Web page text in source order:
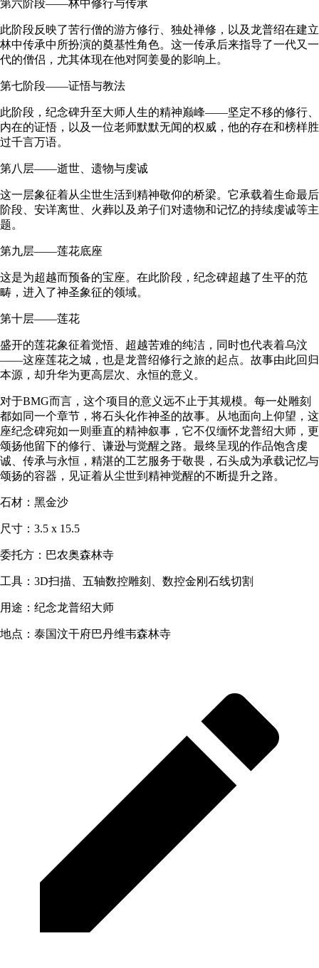
第六阶段——林中修行与传承
此阶段反映了苦行僧的游方修行、独处禅修，以及龙普绍在建立
林中传承中所扮演的奠基性角色。这一传承后来指导了一代又一
代的僧侣，尤其体现在他对阿姜曼的影响上。
第七阶段——证悟与教法
此阶段，纪念碑升至大师人生的精神巅峰——坚定不移的修行、
内在的证悟，以及一位老师默默无闻的权威，他的存在和榜样胜
过千言万语。
第八层——逝世、遗物与虔诚
这一层象征着从尘世生活到精神敬仰的桥梁。它承载着生命最后
阶段、安详离世、火葬以及弟子们对遗物和记忆的持续虔诚等主
题。
第九层——莲花底座
这是为超越而预备的宝座。在此阶段，纪念碑超越了生平的范
畴，进入了神圣象征的领域。
第十层——莲花
盛开的莲花象征着觉悟、超越苦难的纯洁，同时也代表着乌汶
——这座莲花之城，也是龙普绍修行之旅的起点。故事由此回归
本源，却升华为更高层次、永恒的意义。
对于BMG而言，这个项目的意义远不止于其规模。每一处雕刻
都如同一个章节，将石头化作神圣的故事。从地面向上仰望，这
座纪念碑宛如一则垂直的精神叙事，它不仅缅怀龙普绍大师，更
颂扬他留下的修行、谦逊与觉醒之路。最终呈现的作品饱含虔
诚、传承与永恒，精湛的工艺服务于敬畏，石头成为承载记忆与
颂扬的容器，见证着从尘世到精神觉醒的不断提升之路。
石材：黑金沙
尺寸：3.5 x 15.5
委托方：巴农奥森林寺
工具：3D扫描、五轴数控雕刻、数控金刚石线切割
用途：纪念龙普绍大师
地点：泰国汶干府巴丹维韦森林寺